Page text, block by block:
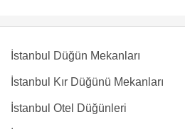
İstanbul Düğün Mekanları
İstanbul Kır Düğünü Mekanları
İstanbul Otel Düğünleri